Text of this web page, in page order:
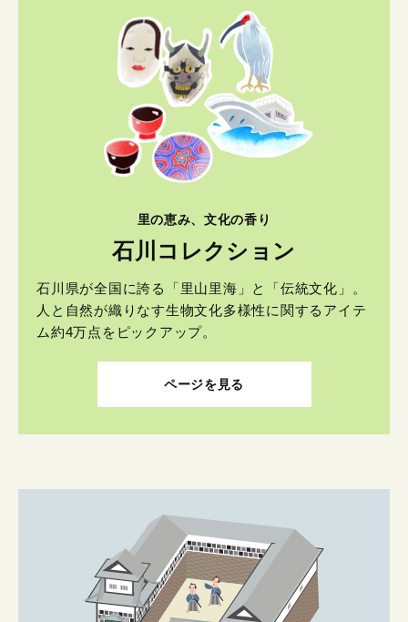
里の恵み、文化の香り
石川コレクション
石川県が全国に誇る「里山里海」と「伝統文化」。
人と自然が織りなす生物文化多様性に関するアイテ
ム約4万点をピックアップ。
ページを見る